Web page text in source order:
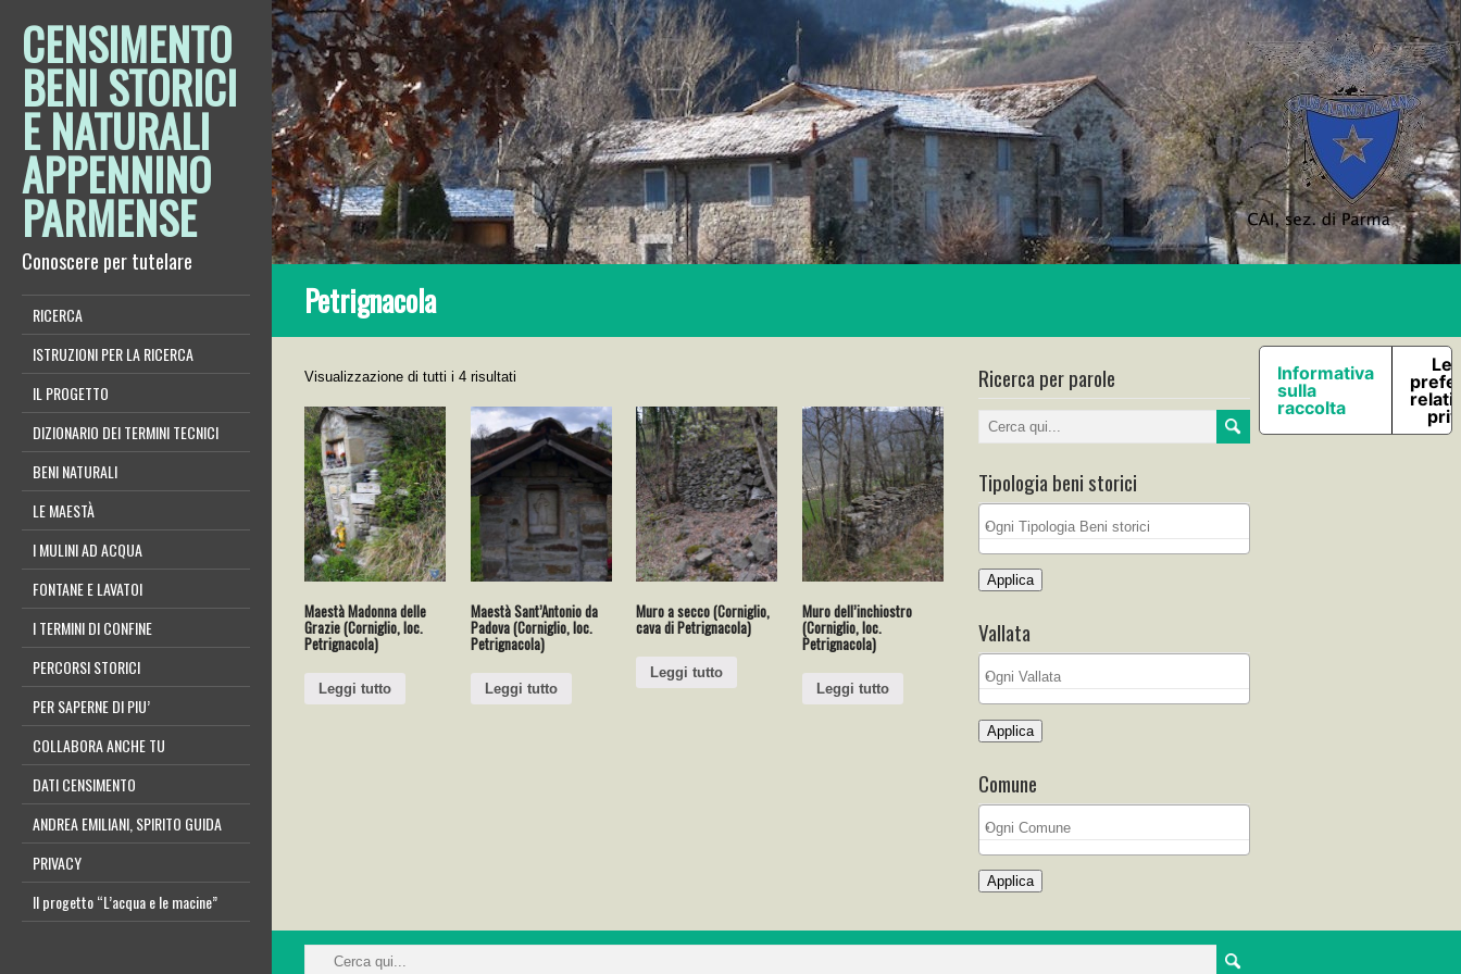
CENSIMENTO
BENI STORICI
E NATURALI
APPENNINO
PARMENSE
Conoscere per tutelare
RICERCA
ISTRUZIONI PER LA RICERCA
IL PROGETTO
DIZIONARIO DEI TERMINI TECNICI
BENI NATURALI
LE MAESTÀ
I MULINI AD ACQUA
FONTANE E LAVATOI
I TERMINI DI CONFINE
PERCORSI STORICI
PER SAPERNE DI PIU’
COLLABORA ANCHE TU
DATI CENSIMENTO
ANDREA EMILIANI, SPIRITO GUIDA
PRIVACY
Il progetto “L’acqua e le macine”
Petrignacola
Visualizzazione di tutti i 4 risultati
Maestà Madonna delle
Grazie (Corniglio, loc.
Petrignacola)
Leggi tutto
Maestà Sant’Antonio da
Padova (Corniglio, loc.
Petrignacola)
Leggi tutto
Muro a secco (Corniglio,
cava di Petrignacola)
Leggi tutto
Muro dell’inchiostro
(Corniglio, loc.
Petrignacola)
Leggi tutto
Ricerca per parole
Tipologia beni storici
Applica
Vallata
Applica
Comune
Applica
Informativa
sulla
raccolta
Le